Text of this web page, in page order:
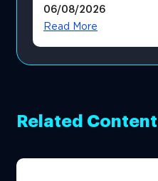
?
06/08/2026
Read More
Related Content